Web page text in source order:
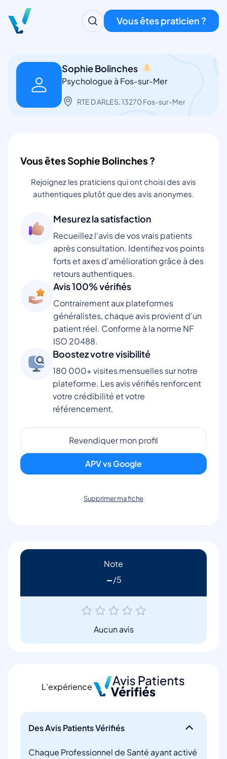
Vous êtes praticien ?
Sophie Bolinches
Psychologue à Fos-sur-Mer
RTE D ARLES, 13270 Fos-sur-Mer
Vous êtes Sophie Bolinches ?
Rejoignez les praticiens qui ont choisi des avis
authentiques plutôt que des avis anonymes.
Mesurez la satisfaction
Recueillez l'avis de vos vrais patients
après consultation. Identifiez vos points
forts et axes d'amélioration grâce à des
retours authentiques.
Avis 100% vérifiés
Contrairement aux plateformes
généralistes, chaque avis provient d'un
patient réel. Conforme à la norme NF
ISO 20488.
Boostez votre visibilité
180 000+ visites mensuelles sur notre
plateforme. Les avis vérifiés renforcent
votre crédibilité et votre
référencement.
Revendiquer mon profil
APV vs Google
Supprimer ma fiche
Note
-
Aucun avis
L’expérience
Des Avis Patients Vérifiés
Chaque Professionnel de Santé ayant activé